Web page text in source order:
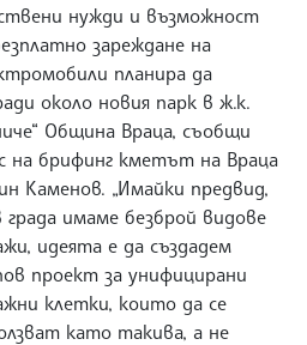
нужди и възможност
зареждане на
планира да
около новия парк в ж.к.
Община Враца, съобщи
на брифинг кметът на Враца
Каменов. „Имайки предвид,
града имаме безброй видове
идеята е да създадем
проект за унифицирани
клетки, които да се
като такива, а не